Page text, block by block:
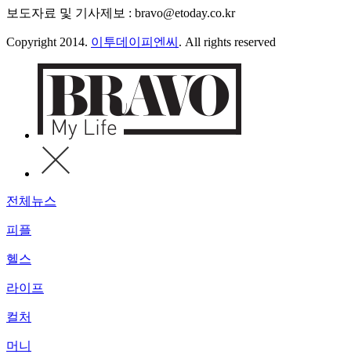
보도자료 및 기사제보 : bravo@etoday.co.kr
Copyright 2014. 이투데이피엔씨 . All rights reserved
전체뉴스
피플
헬스
라이프
컬처
머니